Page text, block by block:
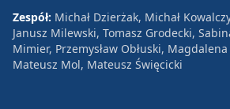
Zespół: Michał Dzierżak, Michał
Janusz Milewski, Tomasz Grodecki,
Mimier, Przemysław Obłuski,
Mateusz Mol, Mateusz Święcicki